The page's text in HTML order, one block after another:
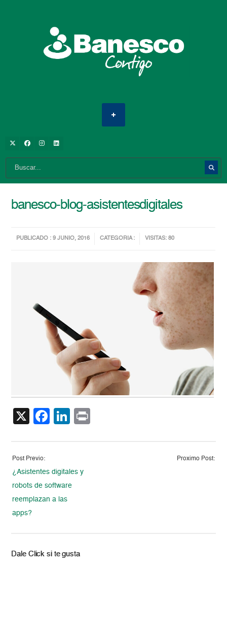
banesco-blog-asistentesdigitales
PUBLICADO : 9 JUNIO, 2016 CATEGORIA : VISITAS: 80
X Facebook
LinkedIn
Post Previo:
¿Asistentes digitales y
robots de software
reemplazan a las
apps?
Proximo Post:
Dale Click si te gusta